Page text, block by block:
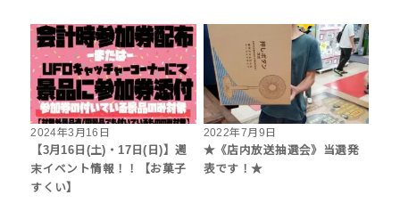
2024年3月16日
【3月16日(土)・17日(日)】週
末イベント情報！！【お菓子
すくい】
2022年7月9日
★《店内放送抽選会》当選発
表です！★